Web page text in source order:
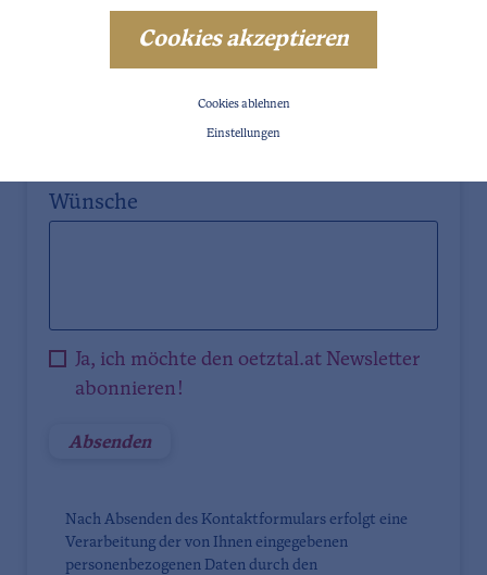
Wünsche
Ja, ich möchte den oetztal.at Newsletter
abonnieren!
Nach Absenden des Kontaktformulars erfolgt eine
Verarbeitung der von Ihnen eingegebenen
personenbezogenen Daten durch den
Cookies akzeptieren
Cookies ablehnen
Einstellungen